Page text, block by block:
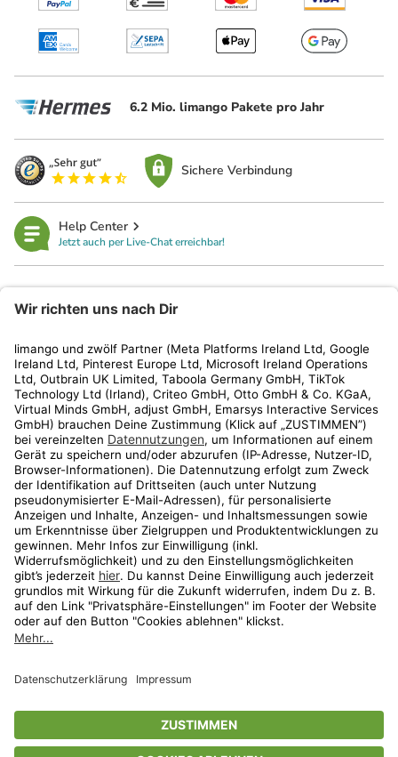
6.2 Mio. limango Pakete pro Jahr
Sichere Verbindung
Help Center
Jetzt auch per Live-Chat erreichbar!
Kundenservice
Shop
Aktionen
Travel
* Streichpreise entsprechen der unverbindlichen Preisempfehlung des